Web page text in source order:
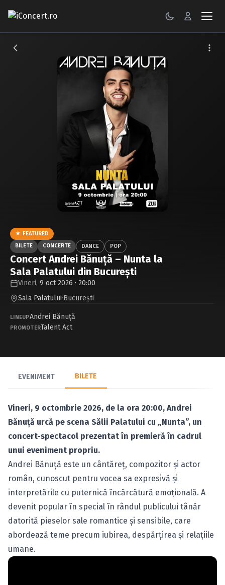
CONCERTE
Caută în site...
★ FEATURED
BILETE
CONCERTE DANCE POP
Concert Andrei Bănuță – Nunta la
Sala Palatului din București
Vineri, 9 oct 2026 · 20:00
Sala Palatului·Bucureşti
LINEUPAndrei Bănuță
PROMOTERTalent Act
EVENIMENT BILETE
Vineri, 9 octombrie 2026, de la ora 20:00, Andrei
Bănuță urcă pe scena Sălii Palatului cu „Nunta”, un
concert-spectacol prezentat în premieră în cadrul
unui eveniment propriu.
Andrei Bănuță este un cântăreț, compozitor și actor
român, cunoscut pentru vocea sa expresivă și
interpretările cu puternică încărcătură emoțională. A
devenit popular în special în rândul publicului tânăr
datorită pieselor sale romantice și sensibile, care
abordează teme precum iubirea, despărțirea și relațiile
umane.